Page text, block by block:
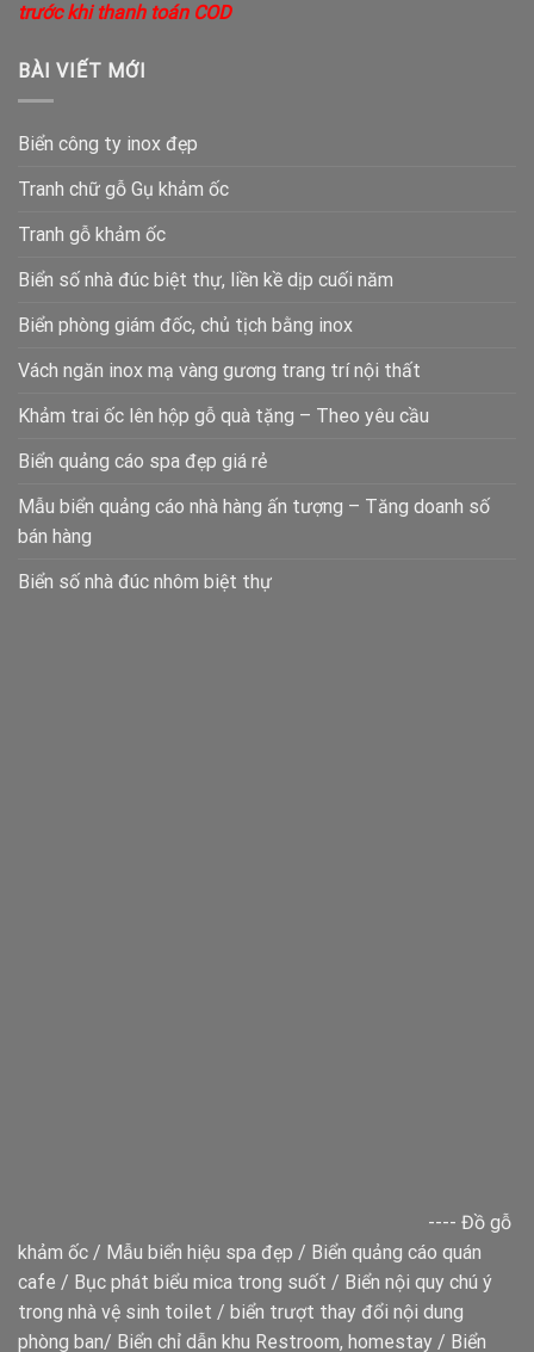
trước khi thanh toán COD
BÀI VIẾT MỚI
Biển công ty inox đẹp
Tranh chữ gỗ Gụ khảm ốc
Tranh gỗ khảm ốc
Biển số nhà đúc biệt thự, liền kề dịp cuối năm
Biển phòng giám đốc, chủ tịch bằng inox
Vách ngăn inox mạ vàng gương trang trí nội thất
Khảm trai ốc lên hộp gỗ quà tặng – Theo yêu cầu
Biển quảng cáo spa đẹp giá rẻ
Mẫu biển quảng cáo nhà hàng ấn tượng – Tăng doanh số
bán hàng
Biển số nhà đúc nhôm biệt thự
---- Đồ gỗ
khảm ốc / Mẫu biển hiệu spa đẹp / Biển quảng cáo quán
cafe / Bục phát biểu mica trong suốt / Biển nội quy chú ý
trong nhà vệ sinh toilet / biển trượt thay đổi nội dung
phòng ban/ Biển chỉ dẫn khu Restroom, homestay / Biển